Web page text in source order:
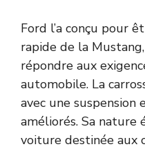
Ford l’a conçu pour
rapide de la
répondre aux
automobile. La
avec une
améliorés. Sa nature
voiture destinée aux